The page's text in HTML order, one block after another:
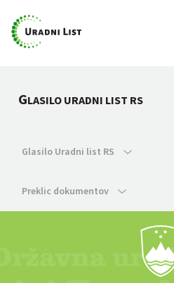
GLASILO URADNI LIST RS
Glasilo Uradni list RS
Preklic dokumentov